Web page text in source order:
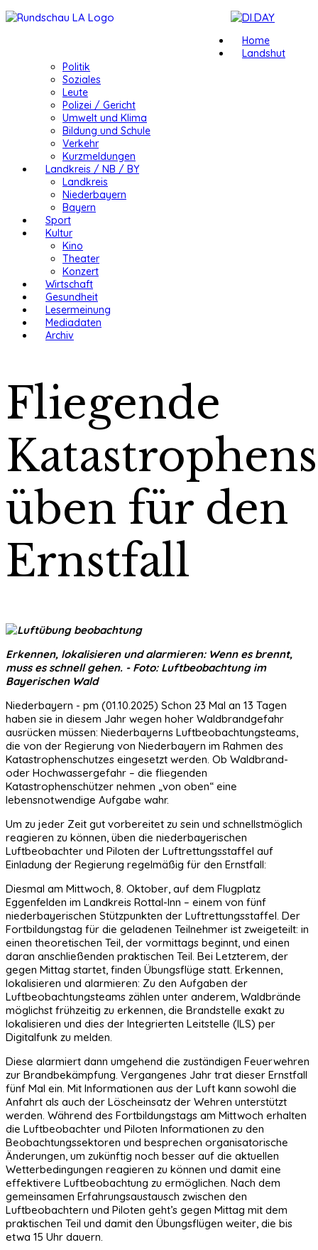
Home
Landshut
Politik
Soziales
Leute
Polizei / Gericht
Umwelt und Klima
Bildung und Schule
Verkehr
Kurzmeldungen
Landkreis / NB / BY
Landkreis
Niederbayern
Bayern
Sport
Kultur
Kino
Theater
Konzert
Wirtschaft
Gesundheit
Lesermeinung
Mediadaten
Archiv
Fliegende
üben für den
Ernstfall
Erkennen, lokalisieren und alarmieren: Wenn es brennt,
muss es schnell gehen. - Foto: Luftbeobachtung im
Bayerischen Wald
Niederbayern - pm (01.10.2025) Schon 23 Mal an 13 Tagen
haben sie in diesem Jahr wegen hoher Waldbrandgefahr
ausrücken müssen: Niederbayerns Luftbeobachtungsteams,
die von der Regierung von Niederbayern im Rahmen des
Katastrophenschutzes eingesetzt werden. Ob Waldbrand-
oder Hochwassergefahr – die fliegenden
Katastrophenschützer nehmen „von oben“ eine
lebensnotwendige Aufgabe wahr.
Um zu jeder Zeit gut vorbereitet zu sein und schnellstmöglich
reagieren zu können, üben die niederbayerischen
Luftbeobachter und Piloten der Luftrettungsstaffel auf
Einladung der Regierung regelmäßig für den Ernstfall:
Diesmal am Mittwoch, 8. Oktober, auf dem Flugplatz
Eggenfelden im Landkreis Rottal-Inn – einem von fünf
niederbayerischen Stützpunkten der Luftrettungsstaffel. Der
Fortbildungstag für die geladenen Teilnehmer ist zweigeteilt: in
einen theoretischen Teil, der vormittags beginnt, und einen
daran anschließenden praktischen Teil. Bei Letzterem, der
gegen Mittag startet, finden Übungsflüge statt. Erkennen,
lokalisieren und alarmieren: Zu den Aufgaben der
Luftbeobachtungsteams zählen unter anderem, Waldbrände
möglichst frühzeitig zu erkennen, die Brandstelle exakt zu
lokalisieren und dies der Integrierten Leitstelle (ILS) per
Digitalfunk zu melden.
Diese alarmiert dann umgehend die zuständigen Feuerwehren
zur Brandbekämpfung. Vergangenes Jahr trat dieser Ernstfall
fünf Mal ein. Mit Informationen aus der Luft kann sowohl die
Anfahrt als auch der Löscheinsatz der Wehren unterstützt
werden. Während des Fortbildungstags am Mittwoch erhalten
die Luftbeobachter und Piloten Informationen zu den
Beobachtungssektoren und besprechen organisatorische
Änderungen, um zukünftig noch besser auf die aktuellen
Wetterbedingungen reagieren zu können und damit eine
effektivere Luftbeobachtung zu ermöglichen. Nach dem
gemeinsamen Erfahrungsaustausch zwischen den
Luftbeobachtern und Piloten geht’s gegen Mittag mit dem
praktischen Teil und damit den Übungsflügen weiter, die bis
etwa 15 Uhr dauern.